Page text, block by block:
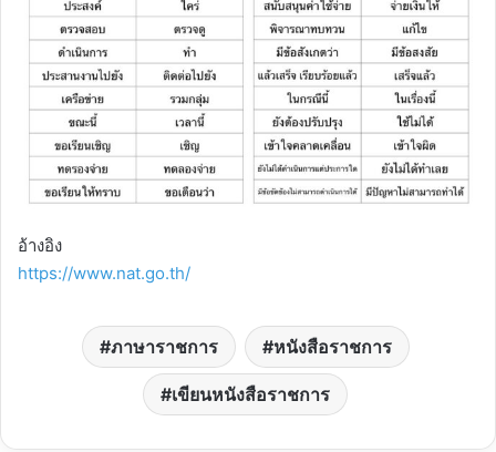
อ้างอิง
https://www.nat.go.th/
ภาษาราชการ หนังสือราชการ
เขียนหนังสือราชการ